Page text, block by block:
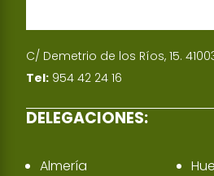
C/ Demetrio de los Ríos, 15.
Tel: 954 42 24 16
DELEGACIONES:
Almería